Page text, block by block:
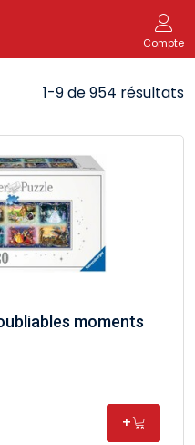
Compte
1-9 de 954 résultats
moments
+